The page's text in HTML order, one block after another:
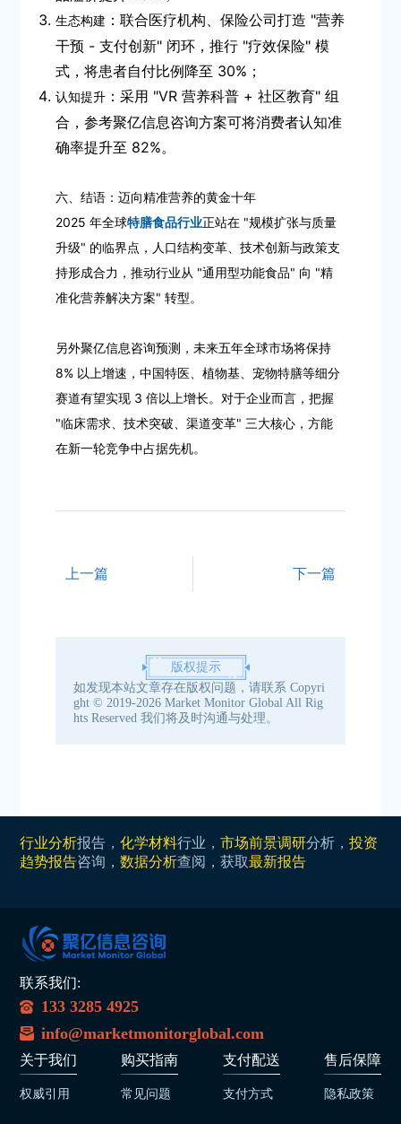
生态构建 ：联合医疗机构、保险公司打造 "营养
干预 - 支付创新" 闭环，推行 "疗效保险" 模
式，将患者自付比例降至 30%；
认知提升 ：采用 "VR 营养科普 + 社区教育" 组
合，参考聚亿信息咨询方案可将消费者认知准
确率提升至 82%。
六、结语：迈向精准营养的黄金十年
2025 年全球特膳食品行业正站在 "规模扩张与质量
升级" 的临界点，人口结构变革、技术创新与政策支
持形成合力，推动行业从 "通用型功能食品" 向 "精
准化营养解决方案" 转型。
另外聚亿信息咨询预测，未来五年全球市场将保持
8% 以上增速，中国特医、植物基、宠物特膳等细分
赛道有望实现 3 倍以上增长。对于企业而言，把握
"临床需求、技术突破、渠道变革" 三大核心，方能
在新一轮竞争中占据先机。
上一篇 下一篇
版权提示
如发现本站文章存在版权问题，请联系Copyri
ght © 2019-2026 Market Monitor Global All Rig
hts Reserved 我们将及时沟通与处理。
行业分析报告，化学材料行业，市场前景调研分析，投资
趋势报告咨询，数据分析查阅，获取最新报告
联系我们:
133 3285 4925
info@marketmonitorglobal.com
关于我们
权威引用
购买指南
常见问题
支付配送
支付方式
售后保障
隐私政策